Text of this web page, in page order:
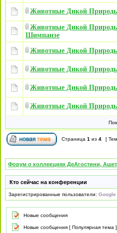
Животные Дикой
Животные Дикой
Шимпанзе
Животные Дикой
Животные Дикой
Животные Дикой
Животные Дикой
Страница 1 из 4 [
Форум о коллекциях ДеАгостини,
Кто сейчас на конференции
Зарегистрированные пользователи: Google
Новые сообщения
Новые сообщения [ Популярная тема ]